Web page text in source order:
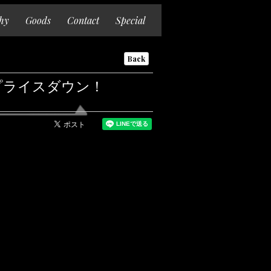
Goods Contact Special
Back
イスダウン！